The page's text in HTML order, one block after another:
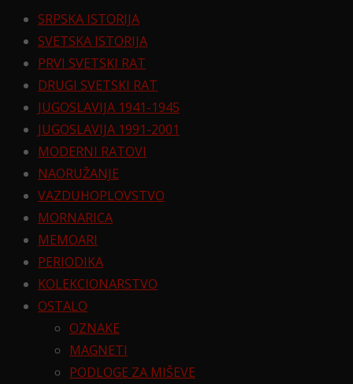
SRPSKA ISTORIJA
SVETSKA ISTORIJA
PRVI SVETSKI RAT
DRUGI SVETSKI RAT
JUGOSLAVIJA 1941-1945
JUGOSLAVIJA 1991-2001
MODERNI RATOVI
NAORUŽANJE
VAZDUHOPLOVSTVO
MORNARICA
MEMOARI
PERIODIKA
KOLEKCIONARSTVO
OSTALO
OZNAKE
MAGNETI
PODLOGE ZA MIŠEVE